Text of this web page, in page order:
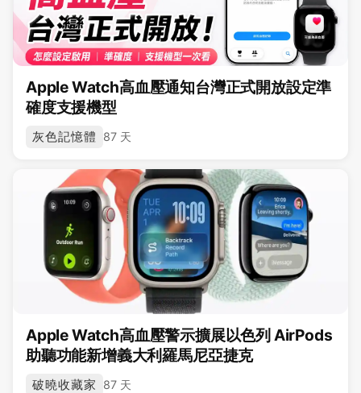
Apple Watch高血壓通知台灣正式開放設定準
確度支援機型
灰色記憶體 87 天
Apple Watch高血壓警示擴展以色列 AirPods
助聽功能新增義大利羅馬尼亞捷克
破曉收藏家 87 天